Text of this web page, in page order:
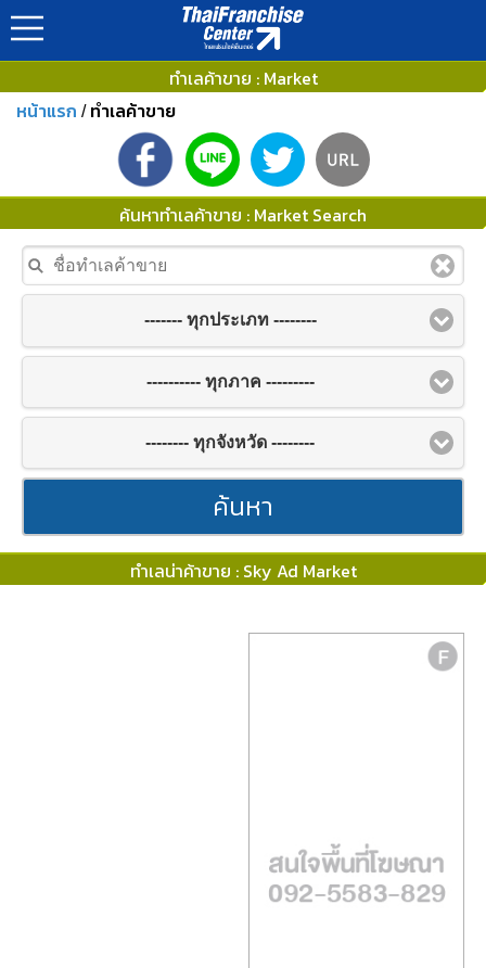
ทำเลค้าขาย : Market
หน้าแรก / ทำเลค้าขาย
ค้นหาทำเลค้าขาย : Market Search
------- ทุกประเภท --------
---------- ทุกภาค ---------
-------- ทุกจังหวัด --------
ค้นหา
ทำเลน่าค้าขาย : Sky Ad Market